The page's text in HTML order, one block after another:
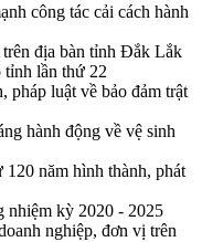
công tác cải cách hành
địa bàn tỉnh Đắk Lắk
lần thứ 22
pháp luật về bảo đảm trật
hành động về vệ sinh
năm hình thành, phát
nhiệm kỳ 2020 - 2025
nghiệp, đơn vị trên